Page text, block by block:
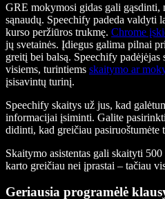
GRE mokymosi gidas gali gąsdinti,
sąnaudų. Speechify padeda valdyti
kurso peržiūros trukmę. Chrome
jų svetainės. Įdiegus galima pilnai
greitį bei balsą. Speechify padėjėjas
visiems, turintiems skaitymo ar
įsisavintų turinį.
Speechify skaitys už jus, kad
informacijai įsiminti. Galite
didinti, kad greičiau pasiruoštumėte
Skaitymo asistentas gali skaityti
karto greičiau nei įprastai – tačiau
Geriausia programėlė